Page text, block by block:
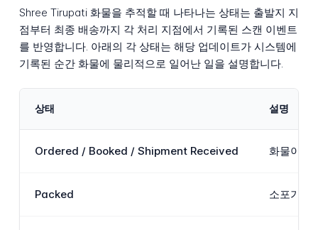
Shree Tirupati 화물을 추적할 때 나타나는 상태는 출발지 지
점부터 최종 배송까지 각 처리 지점에서 기록된 스캔 이벤트
를 반영합니다. 아래의 각 상태는 해당 업데이트가 시스템에
기록된 순간 화물에 물리적으로 일어난 일을 설명합니다.
상태 설명
Ordered / Booked / Shipment Received 화물이
Packed 소포가